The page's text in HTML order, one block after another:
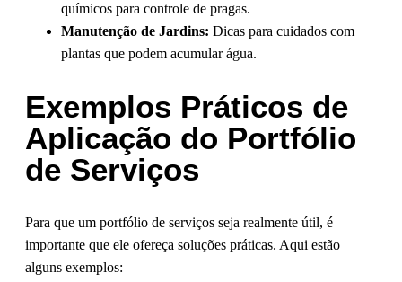
químicos para controle de pragas.
Manutenção de Jardins: Dicas para cuidados com
plantas que podem acumular água.
Exemplos Práticos de
Aplicação do Portfólio
de Serviços
Para que um portfólio de serviços seja realmente útil, é
importante que ele ofereça soluções práticas. Aqui estão
alguns exemplos: